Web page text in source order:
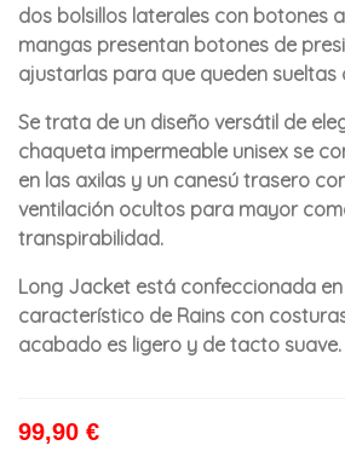
dos bolsillos laterales con botones
mangas presentan botones de
ajustarlas para que queden sueltas
Se trata de un diseño versátil de
chaqueta impermeable unisex se
en las axilas y un canesú trasero
ventilación ocultos para mayor
transpirabilidad.
Long Jacket está confeccionada en
característico de Rains con
acabado es ligero y de tacto suave.
99,90 €